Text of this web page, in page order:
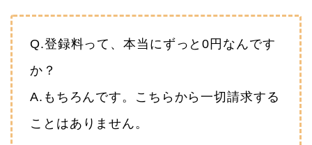
Q.登録料って、本当にずっと0円なんです
か？
A.もちろんです。こちらから一切請求する
ことはありません。